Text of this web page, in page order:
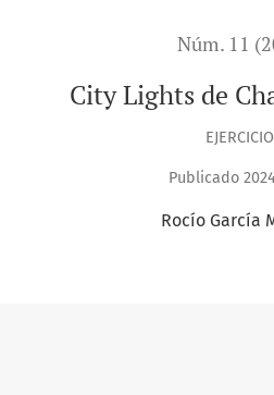
Núm. 11
City Lights de
Publicado
Rocío García